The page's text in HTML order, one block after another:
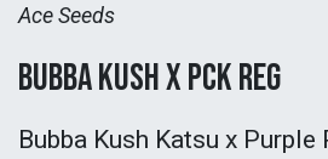
Ace Seeds
Bubba Kush x PCK Reg
Bubba Kush Katsu x